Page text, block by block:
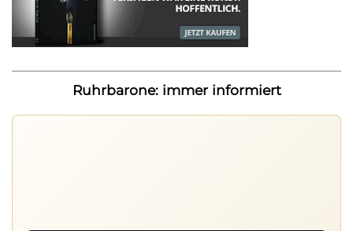
Ruhrbarone: immer informiert